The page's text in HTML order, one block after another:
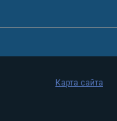
Карта сайта